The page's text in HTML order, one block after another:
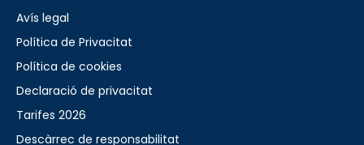
Avís legal
Política de Privacitat
Política de cookies
Declaració de privacitat
Tarifes 2026
Descàrrec de responsabilitat